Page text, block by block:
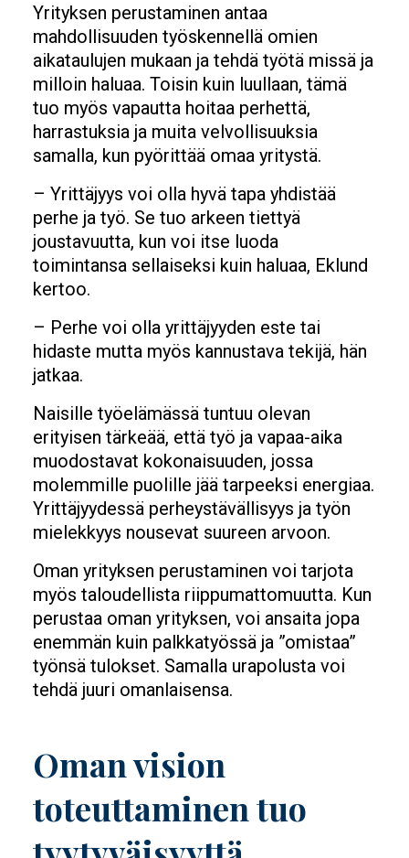
Yrityksen perustaminen antaa
mahdollisuuden työskennellä omien
aikataulujen mukaan ja tehdä työtä missä ja
milloin haluaa. Toisin kuin luullaan, tämä
tuo myös vapautta hoitaa perhettä,
harrastuksia ja muita velvollisuuksia
samalla, kun pyörittää omaa yritystä.
– Yrittäjyys voi olla hyvä tapa yhdistää
perhe ja työ. Se tuo arkeen tiettyä
joustavuutta, kun voi itse luoda
toimintansa sellaiseksi kuin haluaa, Eklund
kertoo.
– Perhe voi olla yrittäjyyden este tai
hidaste mutta myös kannustava tekijä, hän
jatkaa.
Naisille työelämässä tuntuu olevan
erityisen tärkeää, että työ ja vapaa-aika
muodostavat kokonaisuuden, jossa
molemmille puolille jää tarpeeksi energiaa.
Yrittäjyydessä perheystävällisyys ja työn
mielekkyys nousevat suureen arvoon.
Oman yrityksen perustaminen voi tarjota
myös taloudellista riippumattomuutta. Kun
perustaa oman yrityksen, voi ansaita jopa
enemmän kuin palkkatyössä ja ”omistaa”
työnsä tulokset. Samalla urapolusta voi
tehdä juuri omanlaisensa.
Oman vision
toteuttaminen tuo